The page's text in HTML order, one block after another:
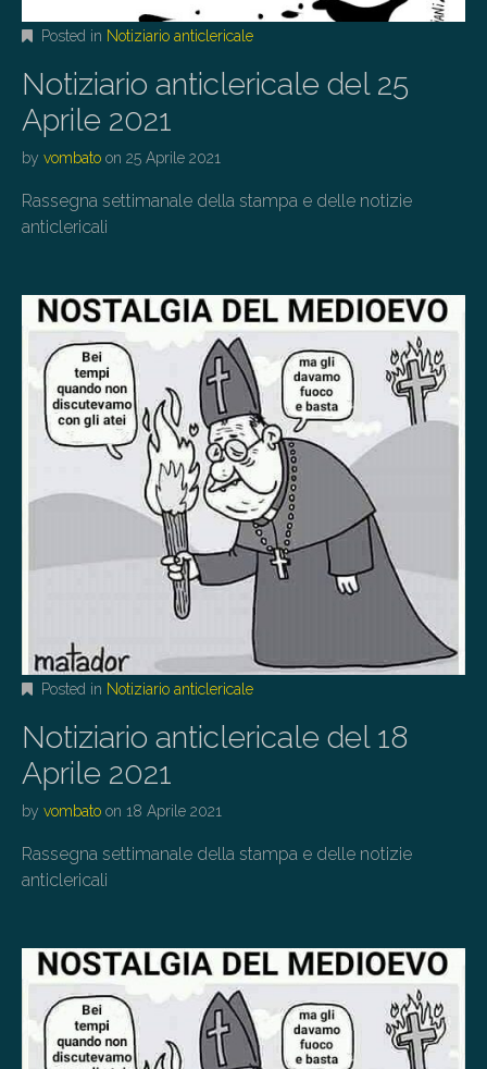
Posted in Notiziario anticlericale
Notiziario anticlericale del 25
Aprile 2021
by vombato on 25 Aprile 2021
Rassegna settimanale della stampa e delle notizie
anticlericali
Posted in Notiziario anticlericale
Notiziario anticlericale del 18
Aprile 2021
by vombato on 18 Aprile 2021
Rassegna settimanale della stampa e delle notizie
anticlericali